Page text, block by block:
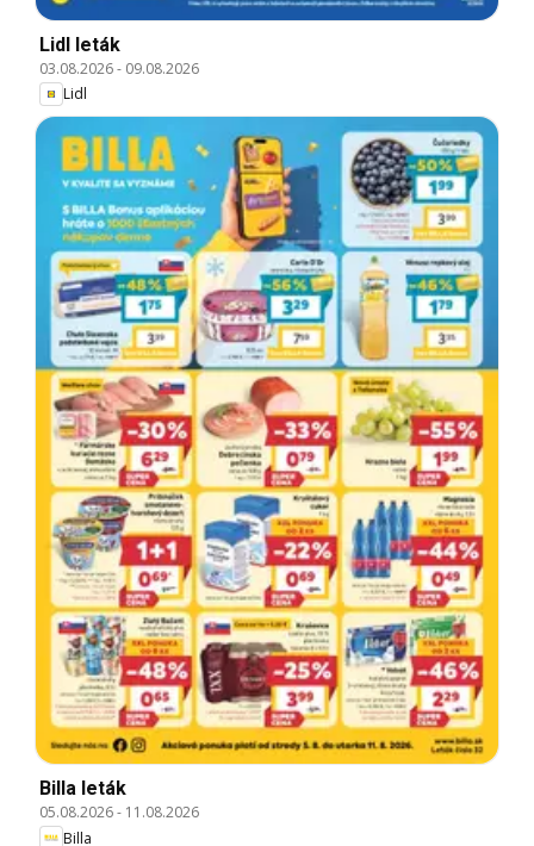
Lidl leták
03.08.2026- 09.08.2026
Lidl
Billa leták
05.08.2026- 11.08.2026
Billa